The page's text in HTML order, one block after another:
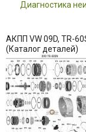
Диагностика
АКПП VW 09D, TR-
(Каталог деталей)